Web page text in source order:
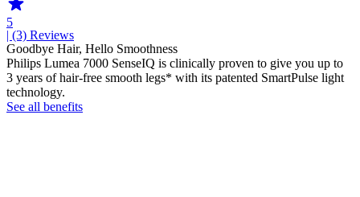
5
| (3) Reviews
Goodbye Hair, Hello Smoothness
Philips Lumea 7000 SenseIQ is clinically proven to give you up to
3 years of hair-free smooth legs* with its patented SmartPulse light
technology.
See all benefits